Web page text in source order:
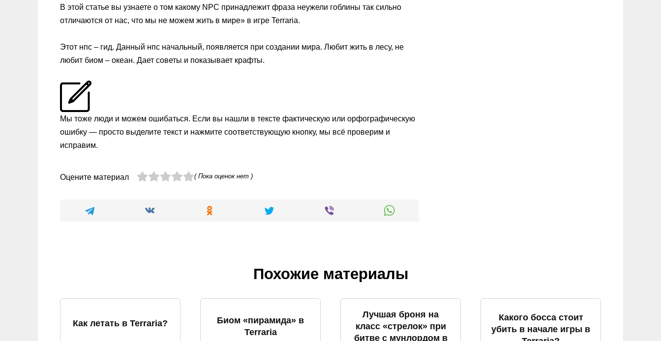
В этой статье вы узнаете о том какому NPC принадлежит фраза неужели гоблины так сильно
отличаются от нас, что мы не можем жить в мире» в игре Terraria.
Этот нпс – гид. Данный нпс начальный, появляется при создании мира. Любит жить в лесу, не
любит биом – океан. Дает советы и показывает крафты.
Мы тоже люди и можем ошибаться. Если вы нашли в тексте фактическую или орфографическую
ошибку — просто выделите текст и нажмите соответствующую кнопку, мы всё проверим и
исправим.
Оцените материал ( Пока оценок нет )
Похожие материалы
Как летать в Terraria?
Биом «пирамида» в
Terraria
Лучшая броня на
класс «стрелок» при
битве с мунлордом в
Какого босса стоит
убить в начале игры в